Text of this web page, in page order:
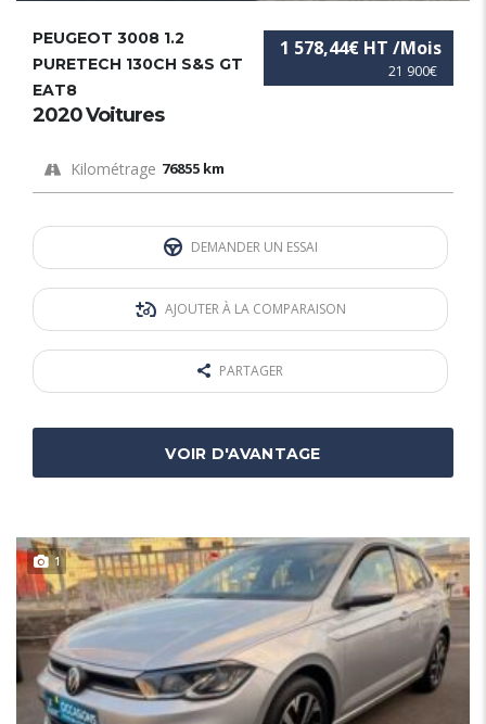
21 900€
1 578,44€ HT /Mois
PEUGEOT 3008 1.2
PURETECH 130CH S&S GT
EAT8
2020 Voitures
Kilométrage 76855 km
DEMANDER UN ESSAI
AJOUTER À LA COMPARAISON
PARTAGER
VOIR D'AVANTAGE
1